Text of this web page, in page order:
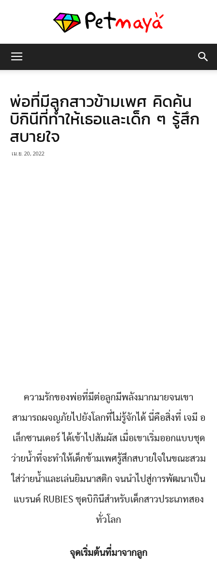
มายา
พ่อที่มีลูกสาวข้ามเพศ คิดค้น
บิกินีที่ทำให้เธอและเด็ก ๆ รู้สึก
สบายใจ
เม.ย. 20, 2022
ความรักของพ่อที่มีต่อลูกมีพลังมากมายจนเขา
สามารถผจญภัยไปยังโลกที่ไม่รู้จักได้ นี่คือสิ่งที่ เจมี อ
เล็กซานเดอร์ ได้เข้าไปสัมผัส เมื่อเขาเริ่มออกแบบชุด
ว่ายน้ำที่จะทำให้เด็กข้ามเพศรู้สึกสบายใจในขณะสวม
ใส่ว่ายน้ำและเล่นยิมนาสติก จนนำไปสู่การพัฒนาเป็น
แบรนด์ RUBIES ชุดบิกินีสำหรับเด็กสาวประเภทสอง
ทั่วโลก
จุดเริ่มต้นที่มาจากลูก